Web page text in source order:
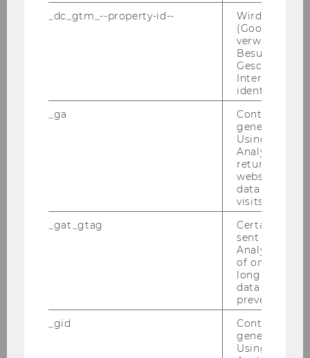
Ev­ge­ny Gush­chin is a third-​year PhD stu­dent at
the Cen­tral Eu­ropean Uni­ver­si­ty. He ear­ned his
Mas­ter’s de­gree in Eco­no­mics from the Bar­ce­
lo­na School of Eco­no­mics in 2022. His re­se­arch
in­te­rests lie in ap­p­lied work in the fields of la­
bour eco­no­mics and fi­nan­ce. As part of the
MOBILITY-​PATH pro­ject, he is con­tri­bu­ting to
data pro­ces­sing and ana­ly­sis over a six-​month
_dc_gtm_--property-id--
Wird von
(Google Tag
verwendet,
Besucher
Geschlecht
Interessen zu
identifizieren.
_ga
Contains a
generated
Using this
Analytics can
returning
website and
data from
visits.
_gat_gtag
Certain data
sent to
Analytics a
of once per
long as it is
data
prevented.
_gid
Contains a
generated
Using this